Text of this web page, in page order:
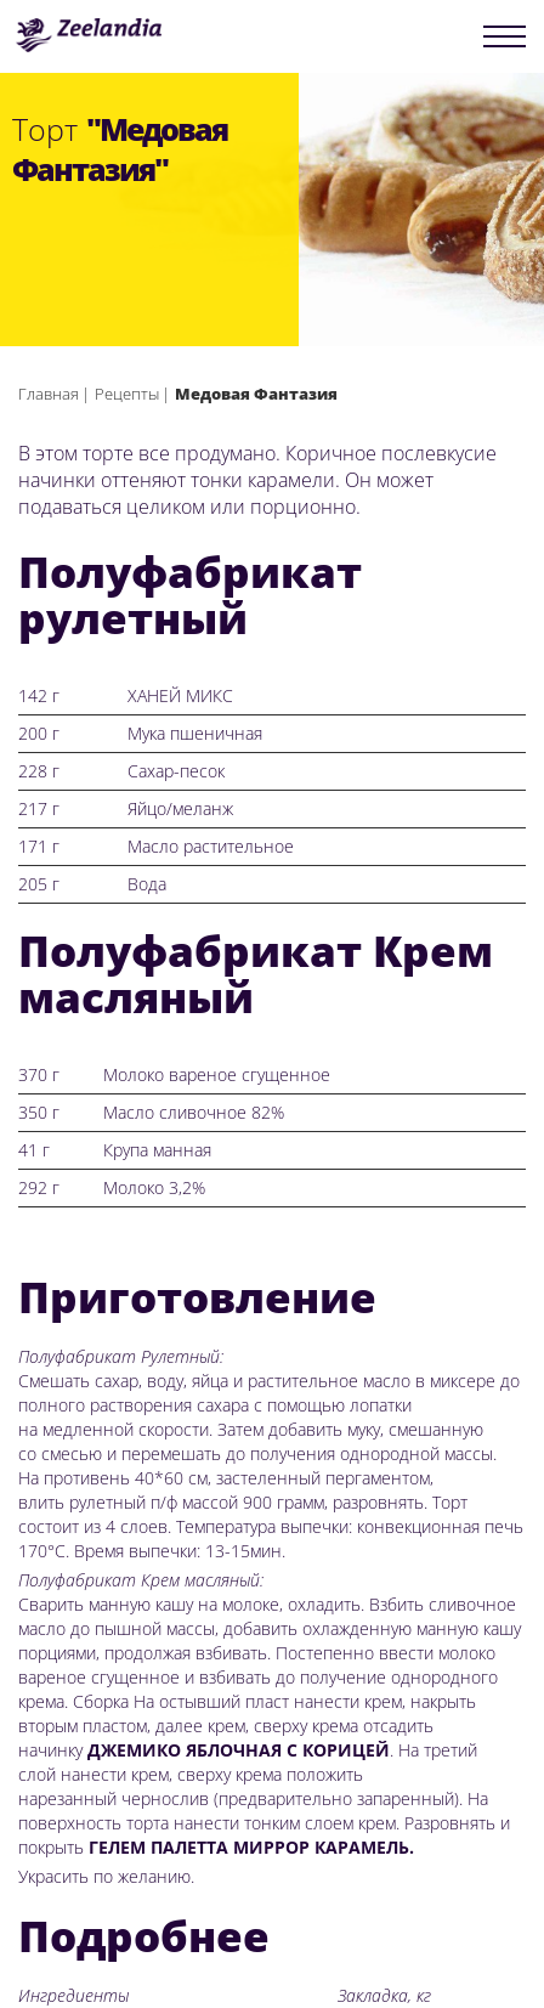
Торт "Медовая
Фантазия"
Главная Рецепты Медовая Фантазия
В этом торте все продумано. Коричное послевкусие
начинки оттеняют тонки карамели. Он может
подаваться целиком или порционно.
Полуфабрикат
рулетный
142 г
ХАНЕЙ МИКС
200 г
Мука пшеничная
228 г
Сахар-песок
217 г
Яйцо/меланж
171 г
Масло растительное
205 г
Вода
Полуфабрикат Крем
масляный
370 г
Молоко вареное сгущенное
350 г
Масло сливочное 82%
41 г
Крупа манная
292 г
Молоко 3,2%
Приготовление
Полуфабрикат Рулетный:
Смешать сахар, воду, яйца и растительное масло в миксере до
полного растворения сахара с помощью лопатки
на медленной скорости. Затем добавить муку, смешанную
со смесью и перемешать до получения однородной массы.
На противень 40*60 см, застеленный пергаментом,
влить рулетный п/ф массой 900 грамм, разровнять. Торт
состоит из 4 слоев. Температура выпечки: конвекционная печь
170°С. Время выпечки: 13-15мин.
Полуфабрикат Крем масляный:
Сварить манную кашу на молоке, охладить. Взбить сливочное
масло до пышной массы, добавить охлажденную манную кашу
порциями, продолжая взбивать. Постепенно ввести молоко
вареное сгущенное и взбивать до получение однородного
крема. Сборка На остывший пласт нанести крем, накрыть
вторым пластом, далее крем, сверху крема отсадить
начинкуДЖЕМИКО ЯБЛОЧНАЯ С КОРИЦЕЙ. На третий
слой нанести крем, сверху крема положить
нарезанный чернослив (предварительно запаренный). На
поверхность торта нанести тонким слоем крем. Разровнять и
покрыть ГЕЛЕМ ПАЛЕТТА МИРРОР КАРАМЕЛЬ.
Украсить по желанию.
Подробнее
Ингредиенты Закладка, кг